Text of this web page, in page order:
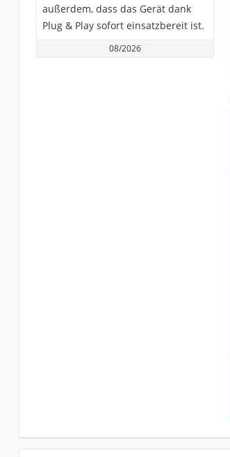
außerdem, dass das Gerät dank
Plug & Play sofort einsatzbereit ist.
08/2026